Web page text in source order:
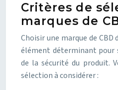
Critères de
marques de
Choisir une marque de
élément déterminant pour
de la sécurité du produit.
sélection à considérer :